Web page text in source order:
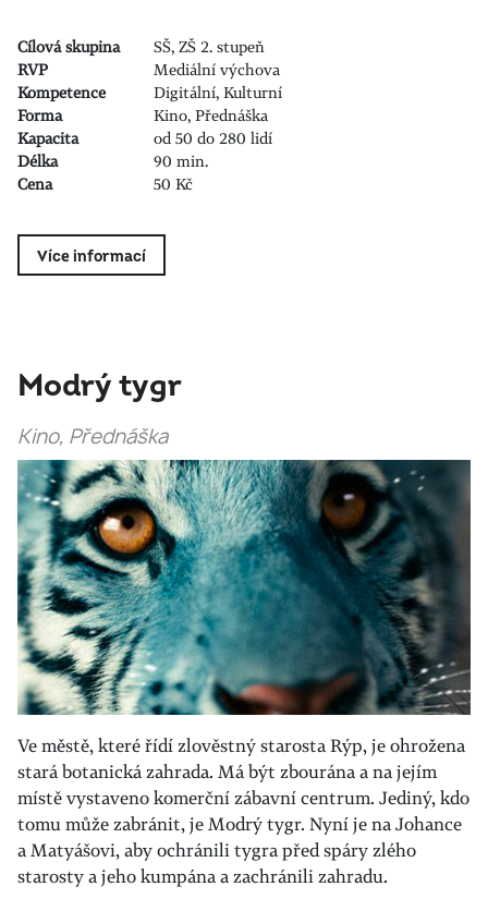
Cílová skupina
SŠ, ZŠ 2. stupeň
RVP
Mediální výchova
Kompetence
Digitální, Kulturní
Forma
Kino, Přednáška
Kapacita
od 50 do 280 lidí
Délka
90 min.
Cena
50 Kč
Více informací
Modrý tygr
Kino, Přednáška
Ve městě, které řídí zlověstný starosta Rýp, je ohrožena
stará botanická zahrada. Má být zbourána a na jejím
místě vystaveno komerční zábavní centrum. Jediný, kdo
tomu může zabránit, je Modrý tygr. Nyní je na Johance
a Matyášovi, aby ochránili tygra před spáry zlého
starosty a jeho kumpána a zachránili zahradu.